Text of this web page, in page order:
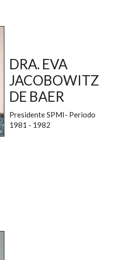
DRA. EVA
JACOBOWITZ
DE BAER
Presidente SPMI- Periodo
1981 - 1982